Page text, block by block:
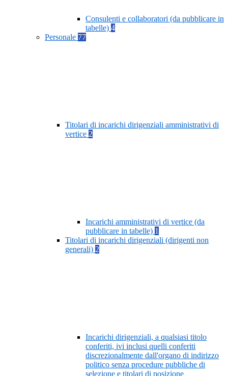
Consulenti e collaboratori (da pubblicare in
tabelle) 4
Personale 77
Titolari di incarichi dirigenziali amministrativi di
vertice 2
Incarichi amministrativi di vertice (da
pubblicare in tabelle) 1
Titolari di incarichi dirigenziali (dirigenti non
generali) 2
Incarichi dirigenziali, a qualsiasi titolo
conferiti, ivi inclusi quelli conferiti
discrezionalmente dall'organo di indirizzo
politico senza procedure pubbliche di
selezione e titolari di posizione